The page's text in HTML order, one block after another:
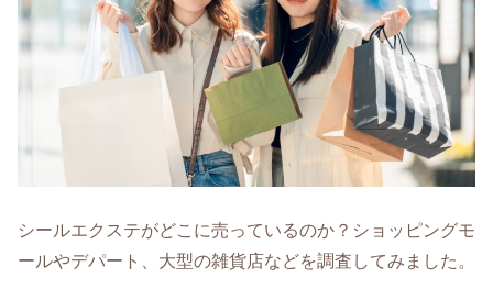
シールエクステがどこに売っているのか？ショッピングモ
ールやデパート、大型の雑貨店などを調査してみました。